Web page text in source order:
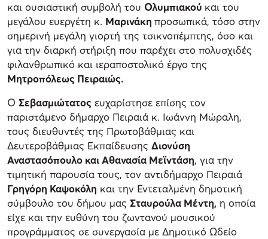
και ουσιαστική συμβολή του Ολυμπιακού και του
μεγάλου ευεργέτη κ. Μαρινάκη προσωπικά, τόσο στην
σημερινή μεγάλη γιορτή της τσικνοπέμπτης, όσο και
για την διαρκή στήριξη που παρέχει στο πολυσχιδές
φιλανθρωπικό και ιεραποστολικό έργο της
Μητροπόλεως Πειραιώς.
Ο Σεβασμιώτατος ευχαρίστησε επίσης τον
παριστάμενο δήμαρχο Πειραιά κ. Ιωάννη Μώραλη,
τους διευθυντές της Πρωτοβάθμιας και
Δευτεροβάθμιας Εκπαίδευσης Διονύση
Αναστασόπουλο και Αθανασία Μεϊντάση, για την
τιμητική παρουσία τους, τον αντιδήμαρχο Πειραιά
Γρηγόρη Καψοκόλη και την Εντεταλμένη δημοτική
σύμβουλο του δήμου μας Σταυρούλα Μέντη, η οποία
είχε και την ευθύνη του ζωντανού μουσικού
προγράμματος σε συνεργασία με Δημοτικό Ωδείο